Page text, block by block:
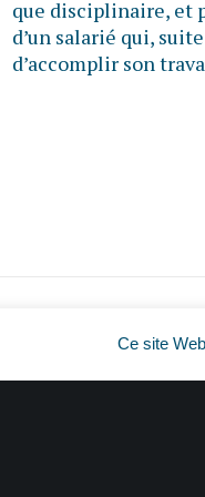
que disciplinaire, et
d’un salarié qui,
d’accomplir son
Ce site